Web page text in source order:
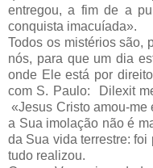
entregou, a fim de a
conquista imacuíada».
Todos os mistérios são,
nós, para que um dia
onde Ele está por
com S. Paulo: Dilexit
«Jesus Cristo amou-me
a Sua imolação não é
da Sua vida terrestre:
tudo realizou.